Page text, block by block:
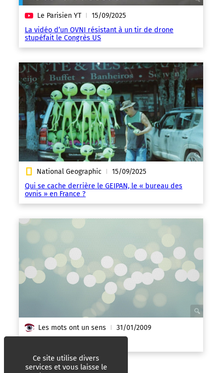
Le Parisien YT 15/09/2025
La vidéo d’un OVNI résistant à un tir de drone
stupéfait le Congrès US
National Geographic 15/09/2025
Qui se cache derrière le GEIPAN, le « bureau des
ovnis » en France ?
Les mots ont un sens 31/01/2009
Ce site utilise divers
services et vous laisse le